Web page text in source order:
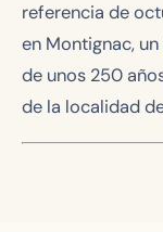
referencia de
en Montignac,
de unos 250
de la localidad